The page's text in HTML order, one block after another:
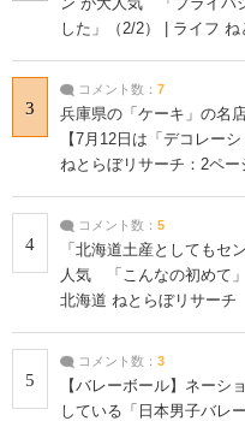
した」（2/2） | ライフ
3
コメント数： 7
兵庫県の「ケーキ」の名
【7月12日は「デコレー
ねとらぼリサーチ：2ペー
4
コメント数： 5
「北海道土産としてもセ
人気 「こんなの初めて
北海道 ねとらぼリサーチ
5
コメント数： 3
【バレーボール】ネーシ
している「日本男子バレ